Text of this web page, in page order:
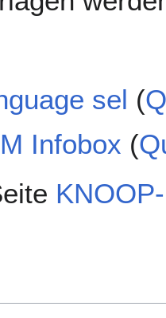
sel (
Infobox (